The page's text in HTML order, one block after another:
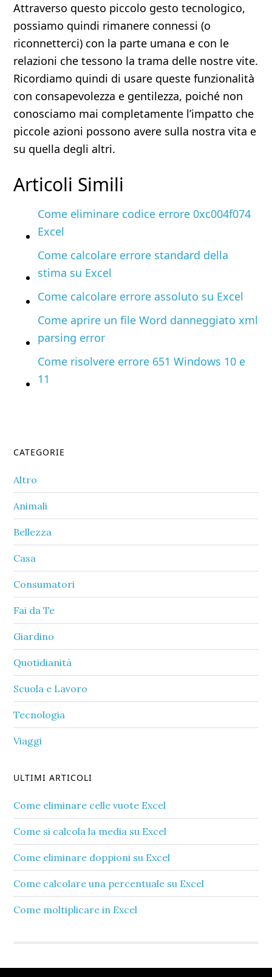
Attraverso questo piccolo gesto tecnologico,
possiamo quindi rimanere connessi (o
riconnetterci) con la parte umana e con le
relazioni che tessono la trama delle nostre vite.
Ricordiamo quindi di usare queste funzionalità
con consapevolezza e gentilezza, poiché non
conosciamo mai completamente l’impatto che
piccole azioni possono avere sulla nostra vita e
su quella degli altri.
Articoli Simili
Come eliminare codice errore 0xc004f074
Excel
Come calcolare errore standard della
stima su Excel
Come calcolare errore assoluto su Excel
Come aprire un file Word danneggiato xml
parsing error
Come risolvere errore 651 Windows 10 e
11
Primary
Sidebar
CATEGORIE
Altro
Animali
Bellezza
Casa
Consumatori
Fai da Te
Giardino
Quotidianità
Scuola e Lavoro
Tecnologia
Viaggi
ULTIMI ARTICOLI
Come eliminare celle vuote Excel​
Come si calcola la media su Excel​
Come eliminare doppioni su Excel​
Come calcolare una percentuale su Excel​
Come moltiplicare in Excel​